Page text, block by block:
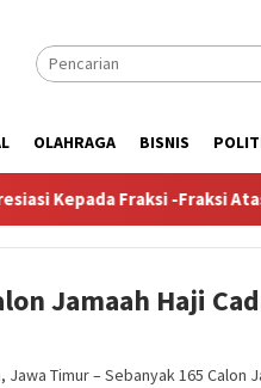
OLAHRAGA BISNIS
-Fraksi Atas Masukan Dan
Jamaah Haji
Timur – Sebanyak 165 Calon